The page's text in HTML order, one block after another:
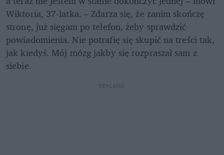
Wiktoria, 37-latka. – Zdarza się, że zanim skończę
stronę, już sięgam po telefon, żeby sprawdzić
powiadomienia. Nie potrafię się skupić na treści tak,
jak kiedyś. Mój mózg jakby się rozpraszał sam z
siebie.
REKLAMA